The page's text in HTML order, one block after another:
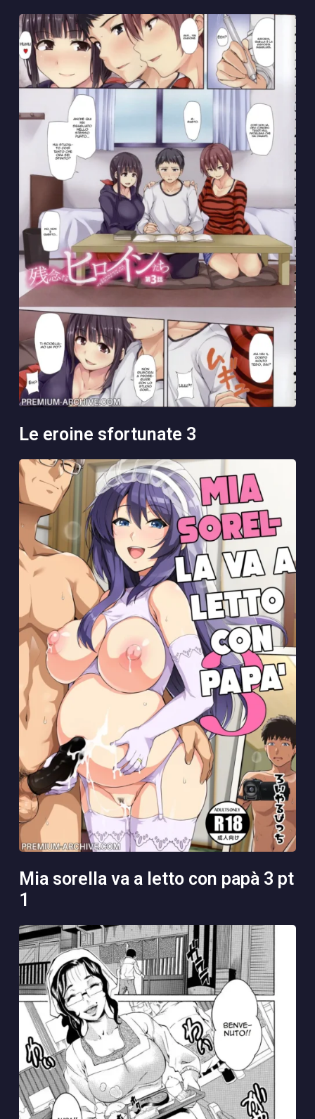
le eroine sfortunate 3
mia sorella va a letto con papà 3 pt
1